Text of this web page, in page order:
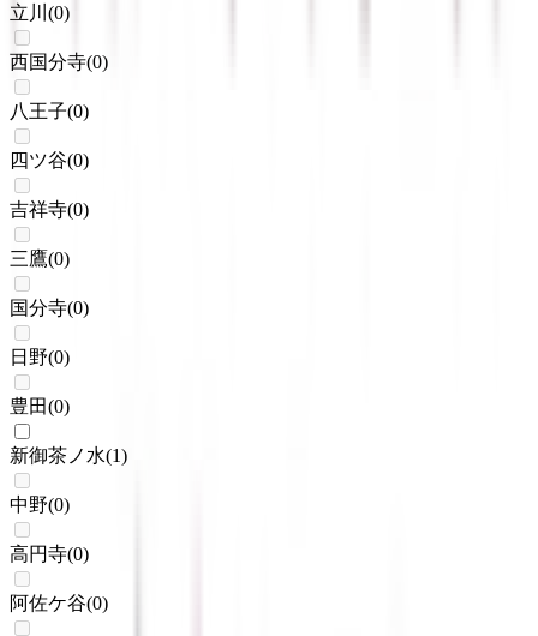
立川 (0)
西国分寺(0)
八王子(0)
四ツ谷(0)
吉祥寺(0)
三鷹(0)
国分寺(0)
日野(0)
豊田(0)
新御茶ノ水(1)
中野(0)
高円寺(0)
阿佐ケ谷(0)